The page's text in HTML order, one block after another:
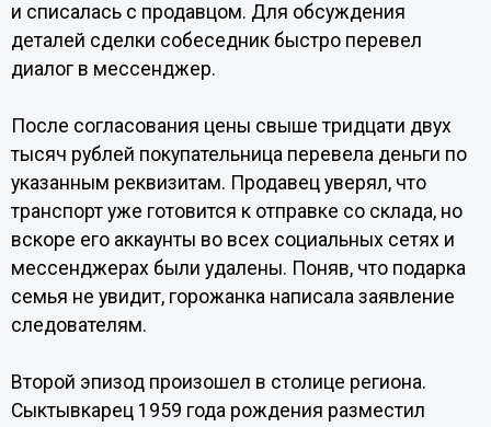
и списалась с продавцом. Для обсуждения
деталей сделки собеседник быстро перевел
диалог в мессенджер.
После согласования цены свыше тридцати двух
тысяч рублей покупательница перевела деньги по
указанным реквизитам. Продавец уверял, что
транспорт уже готовится к отправке со склада, но
вскоре его аккаунты во всех социальных сетях и
мессенджерах были удалены. Поняв, что подарка
семья не увидит, горожанка написала заявление
следователям.
Второй эпизод произошел в столице региона.
Сыктывкарец 1959 года рождения разместил